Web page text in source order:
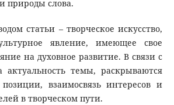
природы слова.
статьи – творческое искусство,
явление, имеющее свое
на духовное развитие. В связи с
актуальность темы, раскрываются
взаимосвязь интересов и
в творческом пути.